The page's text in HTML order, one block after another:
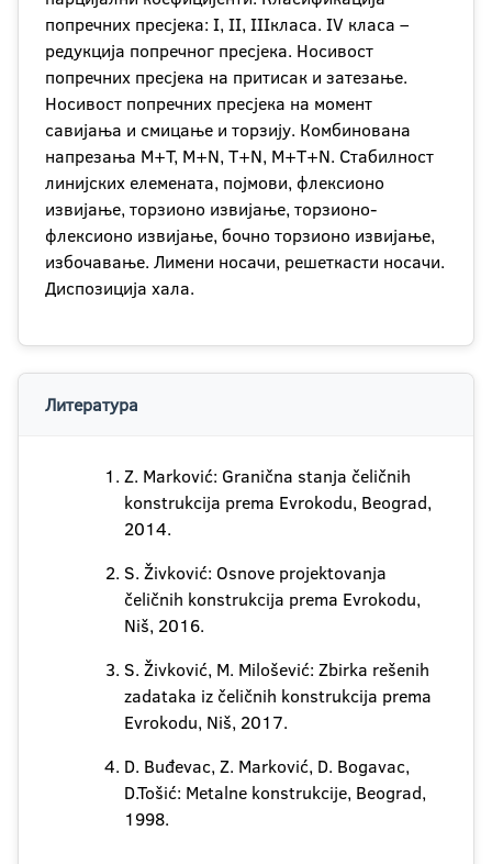
попречних пресјека: I, II, IIIкласа. IV класа –
редукција попречног пресјека. Носивост
попречних пресјека на притисак и затезање.
Носивост попречних пресјека на момент
савијања и смицање и торзију. Комбинована
напрезања M+T, M+N, T+N, M+T+N. Стабилност
линијских елемената, појмови, флексионо
извијање, торзионо извијање, торзионо-
флексионо извијање, бочно торзионо извијање,
избочавање. Лимени носачи, решеткасти носачи.
Диспозиција хала.
Литература
Z. Marković: Granična stanja čeličnih
konstrukcija prema Evrokodu, Beograd,
2014.
S. Živković: Osnove projektovanja
čeličnih konstrukcija prema Evrokodu,
Niš, 2016.
S. Živković, M. Milošević: Zbirka rešenih
zadataka iz čeličnih konstrukcija prema
Evrokodu, Niš, 2017.
D. Buđevac, Z. Marković, D. Bogavac,
D.Tošić: Metalne konstrukcije, Beograd,
1998.